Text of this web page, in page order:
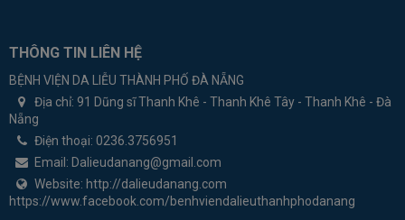
THÔNG TIN LIÊN HỆ
BỆNH VIỆN DA LIỄU THÀNH PHỐ ĐÀ NẴNG
Địa chỉ: 91 Dũng sĩ Thanh Khê - Thanh Khê Tây - Thanh Khê - Đà
Nẵng
Điện thoại: 0236.3756951
Email: Dalieudanang@gmail.com
Website: http://dalieudanang.com
https://www.facebook.com/benhviendalieuthanhphodanang